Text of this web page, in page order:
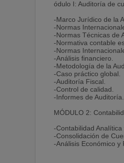
ódulo I: Auditoría de
-Marco Jurídico de la
-Normas
-Normas Técnicas de
-Normativa contable
-Normas
-Análisis financiero.
-Metodología de la
-Caso práctico global.
-Auditoría Fiscal.
-Control de calidad.
-Informes de Auditoría.
MÓDULO 2:
-Contabilidad Analítica
-Consolidación de
-Análisis Económico y